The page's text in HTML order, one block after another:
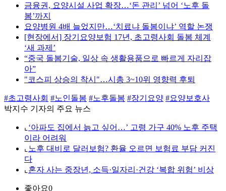
금융권, 요양시설 사업 확장…‘돈 관리’ 넘어 ‘노후 돌
봄’까지
요양병원 4배 늘었지만…‘치료냐 돌봄이냐’ 역할 논쟁
[현장에서] 장기요양보험 17년, 초고령사회 돌봄 체계
‘새 과제’
“중국 돌봄기술, 일상 속 생활용품으로 빠르게 자리잡
아”
"코스피 상승의 착시"…시총 3~10위 영향력 후퇴
#초고령사회 #노인돌봄 #노후돌봄 #장기요양 #요양보호사
박지수 기자의 주요 뉴스
⌞ ‘아파도 집에서 늙고 싶어…’ 고령 가구 40% 노후 주택
이라 어려워
⌞ 노후 대비로 달러보험? 환율 오르면 보험료 부담 커진
다
⌞ 혼자 사는 중장년, 소득·일자리·건강 ‘복합 위험’ 비상
좋아요0